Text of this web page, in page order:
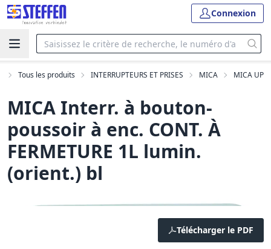
Connexion
Tous les produits INTERRUPTEURS ET PRISES MICA MICA UP
MICA Interr. à bouton-
poussoir à enc. CONT. À
FERMETURE 1L lumin.
(orient.) bl
Télécharger le PDF